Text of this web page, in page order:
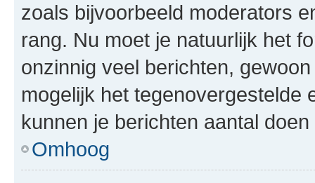
zoals bijvoorbeeld moderators
rang. Nu moet je natuurlijk het
onzinnig veel berichten,
mogelijk het tegenovergestelde
kunnen je berichten aantal doen
Omhoog